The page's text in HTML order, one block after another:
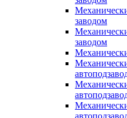
заводом
заводом